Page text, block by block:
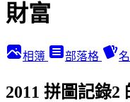
財富
相簿 部落格
2011 拼圖記錄2